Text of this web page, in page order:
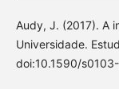
Audy, J. (2017). A
Universidade.
doi:10.1590/